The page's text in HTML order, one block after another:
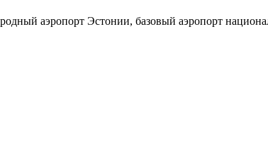
аэропорт Эстонии, базовый аэропорт